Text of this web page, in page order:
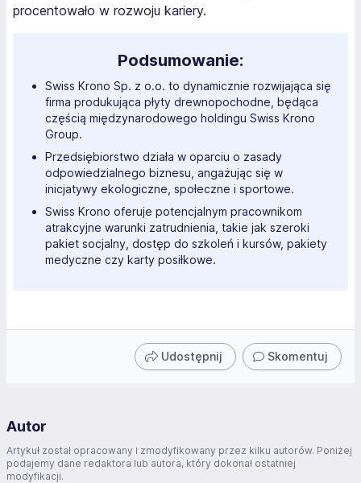
procentowało w rozwoju kariery.
Podsumowanie:
Swiss Krono Sp. z o.o. to dynamicznie rozwijająca się
firma produkująca płyty drewnopochodne, będąca
częścią międzynarodowego holdingu Swiss Krono
Group.
Przedsiębiorstwo działa w oparciu o zasady
odpowiedzialnego biznesu, angażując się w
inicjatywy ekologiczne, społeczne i sportowe.
Swiss Krono oferuje potencjalnym pracownikom
atrakcyjne warunki zatrudnienia, takie jak szeroki
pakiet socjalny, dostęp do szkoleń i kursów, pakiety
medyczne czy karty posiłkowe.
Udostępnij Skomentuj
Autor
Artykuł został opracowany i zmodyfikowany przez kilku autorów. Poniżej
podajemy dane redaktora lub autora, który dokonał ostatniej
modyfikacji.